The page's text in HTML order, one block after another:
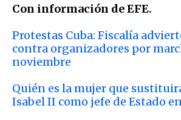
Con información de EFE.
Protestas Cuba: Fiscalía
contra organizadores por
noviembre
Quién es la mujer que
Isabel II como jefe de Estado